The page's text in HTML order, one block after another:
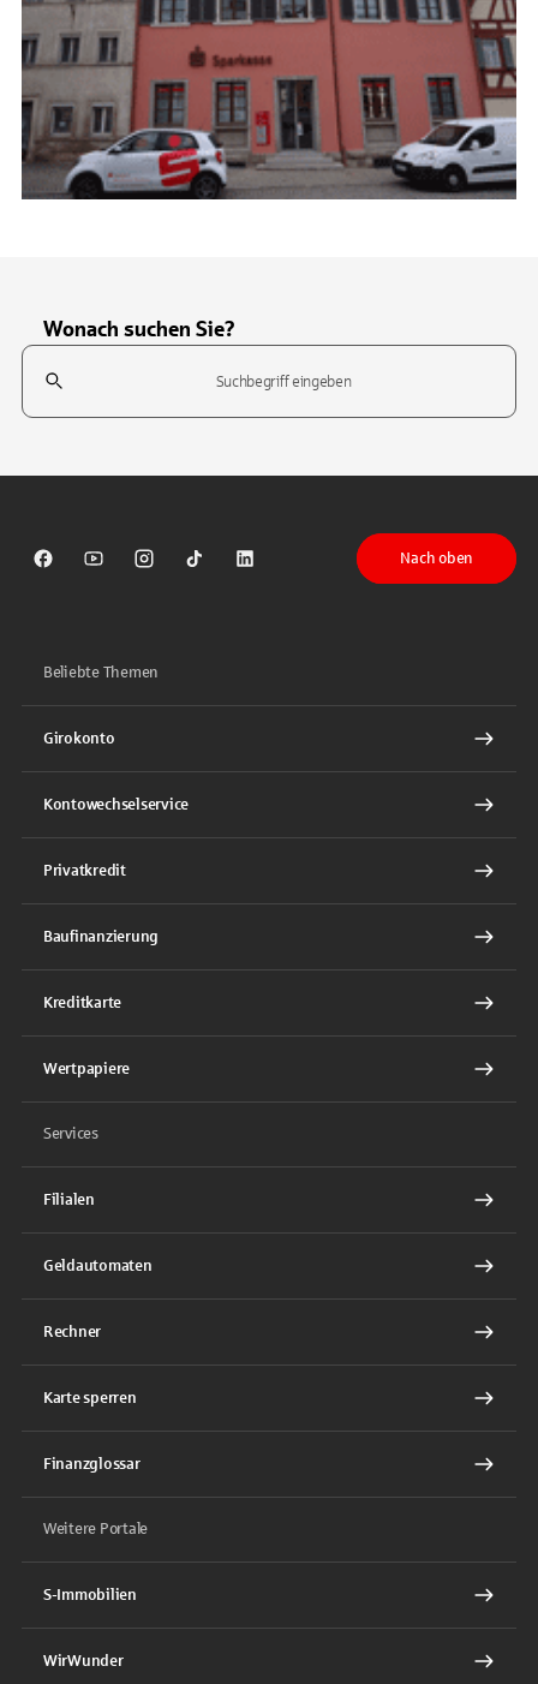
Wonach suchen Sie?
Suchfeld
Sparkasse auf Facebook
Sparkasse auf Youtube
Sparkasse auf Instagram
Sparkasse auf TikTok
Sparkasse auf LinkedIn
Nach oben
Beliebte Themen
Girokonto
Kontowechselservice
Privatkredit
Baufinanzierung
Kreditkarte
Wertpapiere
Services
Filialen
Geldautomaten
Rechner
Karte sperren
Finanzglossar
Weitere Portale
S-Immobilien
WirWunder